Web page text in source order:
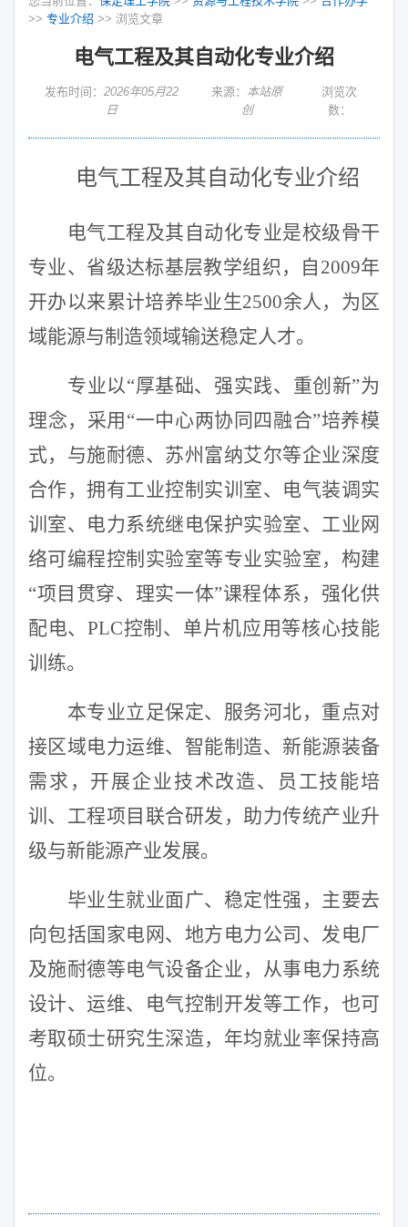
>> 专业介绍 >> 浏览文章
电气工程及其自动化专业介绍
发布时间： 2026年05月22
日
来源： 本站原
创
浏览次
数：
电气工程及其自动化专业介绍
电气工程及其自动化专业是校级骨干
专业、省级达标基层教学组织，自 2009年
开办以来累计培养毕业生2500余人，为区
域能源与制造领域输送稳定人才。
专业以“厚基础、强实践、重创新”为
理念，采用“一中心两协同四融合”培养模
式，与施耐德、苏州富纳艾尔等企业深度
合作，拥有工业控制实训室、电气装调实
训室、电力系统继电保护实验室、工业网
络可编程控制实验室等专业实验室，构建
“项目贯穿、理实一体”课程体系，强化供
配电、PLC控制、单片机应用等核心技能
训练。
本专业立足保定、服务河北，重点对
接区域电力运维、智能制造、新能源装备
需求，开展企业技术改造、员工技能培
训、工程项目联合研发，助力传统产业升
级与新能源产业发展。
毕业生就业面广、稳定性强，主要去
向包括国家电网、地方电力公司、发电厂
及施耐德等电气设备企业，从事电力系统
设计、运维、电气控制开发等工作，也可
考取硕士研究生深造，年均就业率保持高
位。